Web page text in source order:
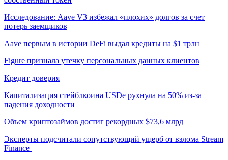
Исследование: Aave V3 избежал «плохих» долгов за счет
потерь заемщиков
Aave первым в истории DeFi выдал кредиты на $1 трлн
Figure признала утечку персональных данных клиентов
Кредит доверия
Капитализация стейблкоина USDe рухнула на 50% из-за
падения доходности
Объем криптозаймов достиг рекордных $73,6 млрд
Эксперты подсчитали сопутствующий ущерб от взлома Stream
Finance